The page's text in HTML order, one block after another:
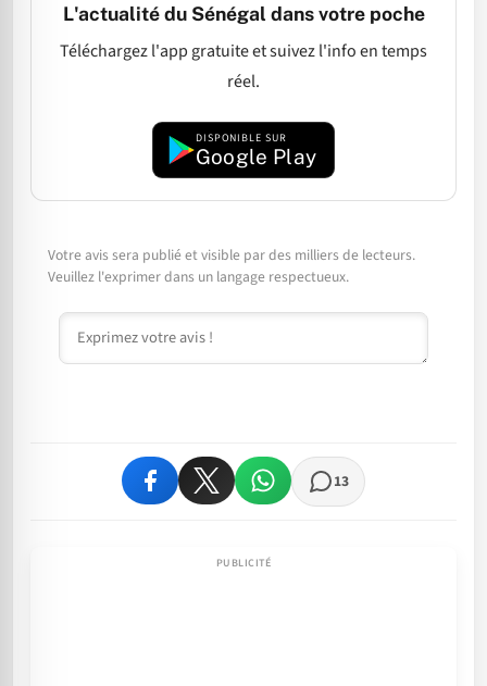
L'actualité du Sénégal dans votre poche
Téléchargez l'app gratuite et suivez l'info en temps
réel.
DISPONIBLE SUR
Google Play
Votre avis sera publié et visible par des milliers de lecteurs.
Veuillez l'exprimer dans un langage respectueux.
Commentaire
13